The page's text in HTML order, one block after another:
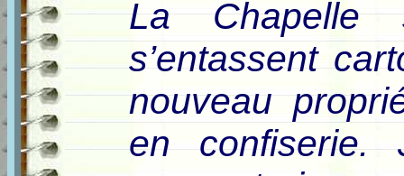
La Chapelle
s’entassent
nouveau
en confiserie.